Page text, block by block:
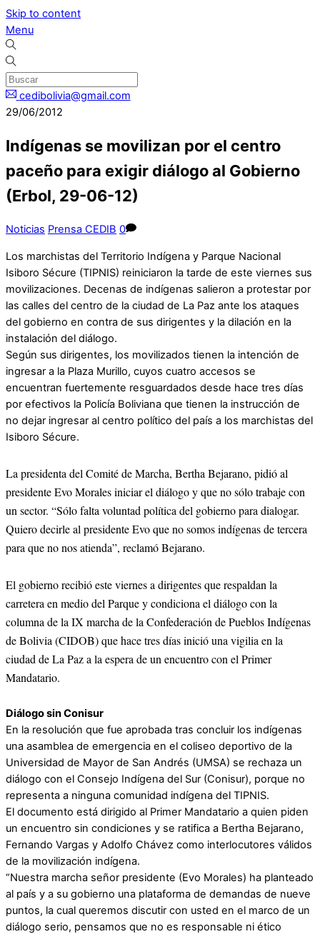
Skip to content
Menu
cedibolivia@gmail.com
29/06/2012
Indígenas se movilizan por el centro
paceño para exigir diálogo al Gobierno
(Erbol, 29-06-12)
Noticias Prensa CEDIB 0
Los marchistas del Territorio Indígena y Parque Nacional
Isiboro Sécure (TIPNIS) reiniciaron la tarde de este viernes sus
movilizaciones. Decenas de indígenas salieron a protestar por
las calles del centro de la ciudad de La Paz ante los ataques
del gobierno en contra de sus dirigentes y la dilación en la
instalación del diálogo.
Según sus dirigentes, los movilizados tienen la intención de
ingresar a la Plaza Murillo, cuyos cuatro accesos se
encuentran fuertemente resguardados desde hace tres días
por efectivos la Policía Boliviana que tienen la instrucción de
no dejar ingresar al centro político del país a los marchistas del
Isiboro Sécure.
La presidenta del Comité de Marcha, Bertha Bejarano, pidió al
presidente Evo Morales iniciar el diálogo y que no sólo trabaje con
un sector. “Sólo falta voluntad política del gobierno para dialogar.
Quiero decirle al presidente Evo que no somos indígenas de tercera
para que no nos atienda”, reclamó Bejarano.
El gobierno recibió este viernes a dirigentes que respaldan la
carretera en medio del Parque y condiciona el diálogo con la
columna de la IX marcha de la Confederación de Pueblos Indígenas
de Bolivia (CIDOB) que hace tres días inició una vigilia en la
ciudad de La Paz a la espera de un encuentro con el Primer
Mandatario.
Diálogo sin Conisur
En la resolución que fue aprobada tras concluir los indígenas
una asamblea de emergencia en el coliseo deportivo de la
Universidad de Mayor de San Andrés (UMSA) se rechaza un
diálogo con el Consejo Indígena del Sur (Conisur), porque no
representa a ninguna comunidad indígena del TIPNIS.
El documento está dirigido al Primer Mandatario a quien piden
un encuentro sin condiciones y se ratifica a Bertha Bejarano,
Fernando Vargas y Adolfo Chávez como interlocutores válidos
de la movilización indígena.
“Nuestra marcha señor presidente (Evo Morales) ha planteado
al país y a su gobierno una plataforma de demandas de nueve
puntos, la cual queremos discutir con usted en el marco de un
diálogo serio, pensamos que no es responsable ni ético